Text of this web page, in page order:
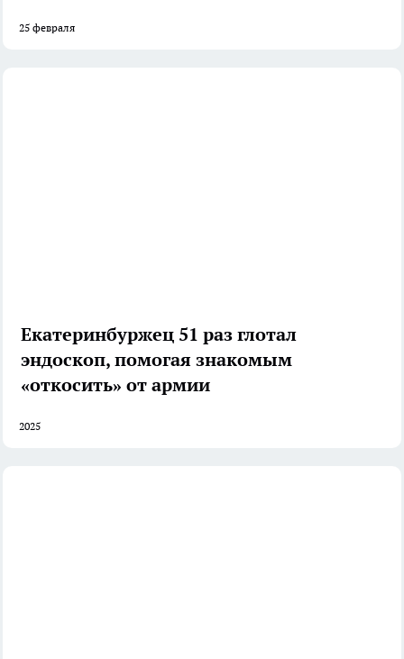
25 февраля
Екатеринбуржец 51 раз глотал
эндоскоп, помогая знакомым
«откосить» от армии
2025